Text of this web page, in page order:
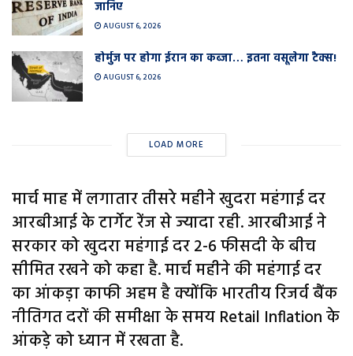
जानिए
AUGUST 6, 2026
होर्मुज पर होगा ईरान का कब्जा… इतना वसूलेगा टैक्स!
AUGUST 6, 2026
LOAD MORE
मार्च माह में लगातार तीसरे महीने खुदरा महंगाई दर
आरबीआई के टार्गेट रेंज से ज्यादा रही. आरबीआई ने
सरकार को खुदरा महंगाई दर 2-6 फीसदी के बीच
सीमित रखने को कहा है. मार्च महीने की महंगाई दर
का आंकड़ा काफी अहम है क्योंकि भारतीय रिजर्व बैंक
नीतिगत दरों की समीक्षा के समय Retail Inflation के
आंकड़े को ध्यान में रखता है.